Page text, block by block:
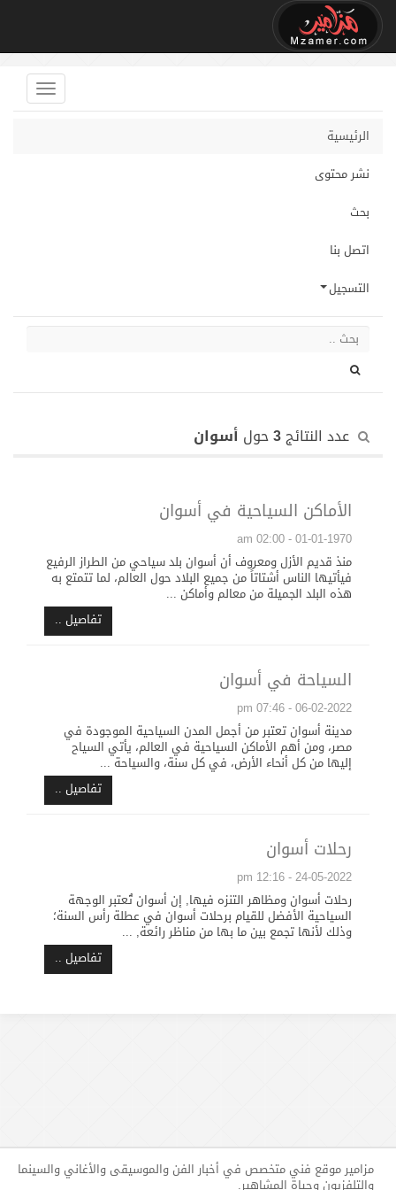
الرئيسية
نشر محتوى
بحث
اتصل بنا
التسجيل
عدد النتائج3حول أسوان
الأماكن السياحية في أسوان
01-01-1970 - 02:00 am
منذ قديم الأزل ومعروف أن أسوان بلد سياحي من الطراز الرفيع
فيأتيها الناس أشتاتاً من جميع البلاد حول العالم، لما تتمتع به
هذه البلد الجميلة من معالم وأماكن ...
تفاصيل ..
السياحة في أسوان
06-02-2022 - 07:46 pm
مدينة أسوان تعتبر من أجمل المدن السياحية الموجودة في
مصر، ومن أهم الأماكن السياحية في العالم، يأتي السياح
إليها من كل أنحاء الأرض، في كل سنة، والسياحة ...
تفاصيل ..
رحلات أسوان
24-05-2022 - 12:16 pm
رحلات أسوان ومظاهر التنزه فيها, إن أسوان تُعتبر الوجهة
السياحية الأفضل للقيام برحلات أسوان في عطلة رأس السنة؛
وذلك لأنها تجمع بين ما بها من مناظر رائعة, ...
تفاصيل ..
مزامير موقع فني متخصص في أخبار الفن والموسيقى والأغاني والسينما
والتلفزيون وحياة المشاهير.